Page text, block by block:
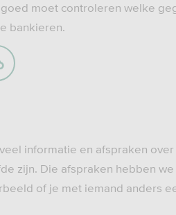
moet controleren welke
bankieren.
informatie en afspraken
zijn. Die afspraken hebben
of je met iemand anders